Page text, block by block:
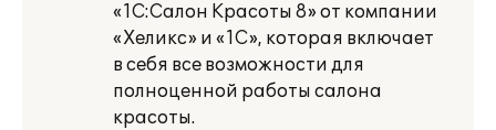
«1С:Салон Красоты 8» от компании
«Хеликс» и «1С», которая включает
в себя все возможности для
полноценной работы салона
красоты.